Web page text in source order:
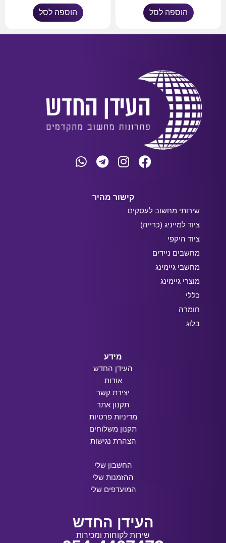
הוספה לסל הוספה לסל
קישור מהיר
שירותי מחשוב לעסקים
ציוד למייניג (כרייה)
ציוד היקפי
מחשבים ניידים
מחשבי גיימינג
מוצרי גיימינג
כללי
חומרה
בלוג
מידע
העידן החדש
אודות
יצירת קשר
תקנון אתר
מדיניות פרטיות
תקנון משלוחים
הצהרת נגישות
החשבון שלי
ההזמנות שלי
המועדפים שלי
העידן החדש
שירות לקוחות ומכירות